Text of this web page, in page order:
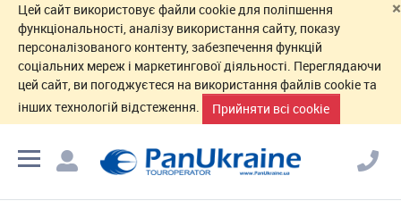
×
Цей сайт використовує файли cookie для поліпшення
функціональності, аналізу використання сайту, показу
персоналізованого контенту, забезпечення функцій
соціальних мереж і маркетингової діяльності. Переглядаючи
цей сайт, ви погоджуєтеся на використання файлів cookie та
інших технологій відстеження.
Прийняти всі cookie